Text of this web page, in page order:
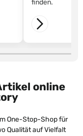
finden.
online
One-Stop-Shop für
Qualität auf Vielfalt